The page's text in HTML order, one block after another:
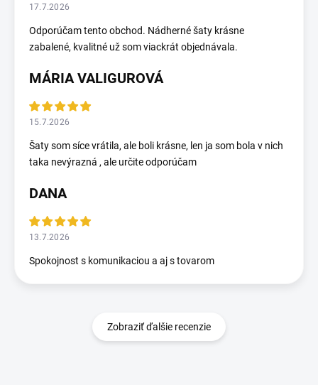
17.7.2026
Odporúčam tento obchod. Nádherné šaty krásne
zabalené, kvalitné už som viackrát objednávala.
MÁRIA VALIGUROVÁ
15.7.2026
Šaty som síce vrátila, ale boli krásne, len ja som bola v nich
taka nevýrazná , ale určite odporúčam
DANA
13.7.2026
Spokojnost s komunikaciou a aj s tovarom
Zobraziť ďalšie recenzie